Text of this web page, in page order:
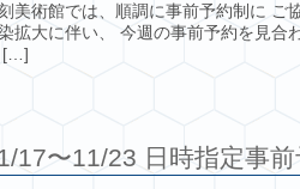
美術館では、順調に事前予約制に
拡大に伴い、 今週の事前予約を見合
[…]
17〜11/23 日時指定事前